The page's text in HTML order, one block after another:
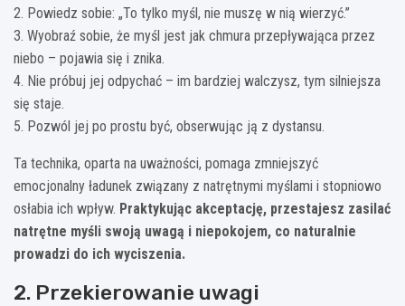
2. Powiedz sobie: „To tylko myśl, nie muszę w nią wierzyć.”
3. Wyobraź sobie, że myśl jest jak chmura przepływająca przez
niebo – pojawia się i znika.
4. Nie próbuj jej odpychać – im bardziej walczysz, tym silniejsza
się staje.
5. Pozwól jej po prostu być, obserwując ją z dystansu.
Ta technika, oparta na uważności, pomaga zmniejszyć
emocjonalny ładunek związany z natrętnymi myślami i stopniowo
osłabia ich wpływ. Praktykując akceptację, przestajesz zasilać
natrętne myśli swoją uwagą i niepokojem, co naturalnie
prowadzi do ich wyciszenia.
2. Przekierowanie uwagi